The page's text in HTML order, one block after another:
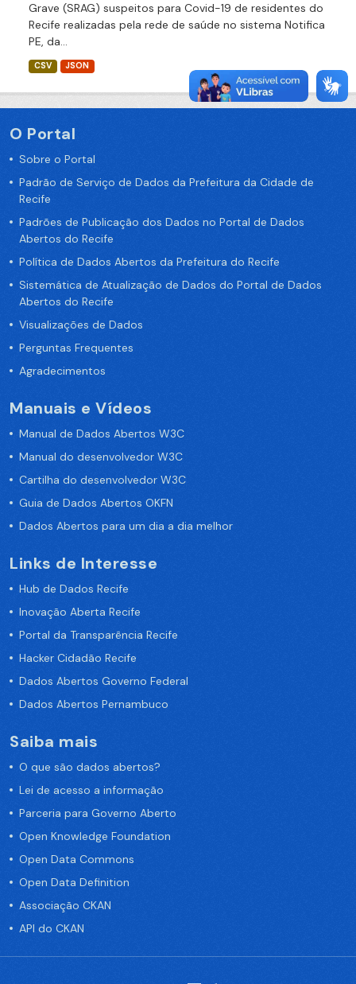
Grave (SRAG) suspeitos para Covid-19 de residentes do
Recife realizadas pela rede de saúde no sistema Notifica
PE, da...
CSV JSON
O Portal
Sobre o Portal
Padrão de Serviço de Dados da Prefeitura da Cidade de
Recife
Padrões de Publicação dos Dados no Portal de Dados
Abertos do Recife
Política de Dados Abertos da Prefeitura do Recife
Sistemática de Atualização de Dados do Portal de Dados
Abertos do Recife
Visualizações de Dados
Perguntas Frequentes
Agradecimentos
Manuais e Vídeos
Manual de Dados Abertos W3C
Manual do desenvolvedor W3C
Cartilha do desenvolvedor W3C
Guia de Dados Abertos OKFN
Dados Abertos para um dia a dia melhor
Links de Interesse
Hub de Dados Recife
Inovação Aberta Recife
Portal da Transparência Recife
Hacker Cidadão Recife
Dados Abertos Governo Federal
Dados Abertos Pernambuco
Saiba mais
O que são dados abertos?
Lei de acesso a informação
Parceria para Governo Aberto
Open Knowledge Foundation
Open Data Commons
Open Data Definition
Associação CKAN
API do CKAN